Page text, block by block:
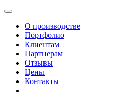
О производстве
Портфолио
Клиентам
Партнерам
Отзывы
Цены
Контакты